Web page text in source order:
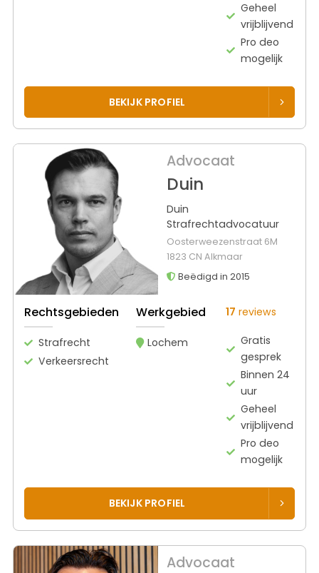
Geheel
vrijblijvend
Pro deo
mogelijk
BEKIJK PROFIEL
Advocaat
Duin
Duin
Strafrechtadvocatuur
Oosterweezenstraat 6M
1823 CN Alkmaar
Beëdigd in 2015
Rechtsgebieden
Strafrecht
Verkeersrecht
Werkgebied
Lochem
17 reviews
Gratis
gesprek
Binnen 24
uur
Geheel
vrijblijvend
Pro deo
mogelijk
BEKIJK PROFIEL
Advocaat